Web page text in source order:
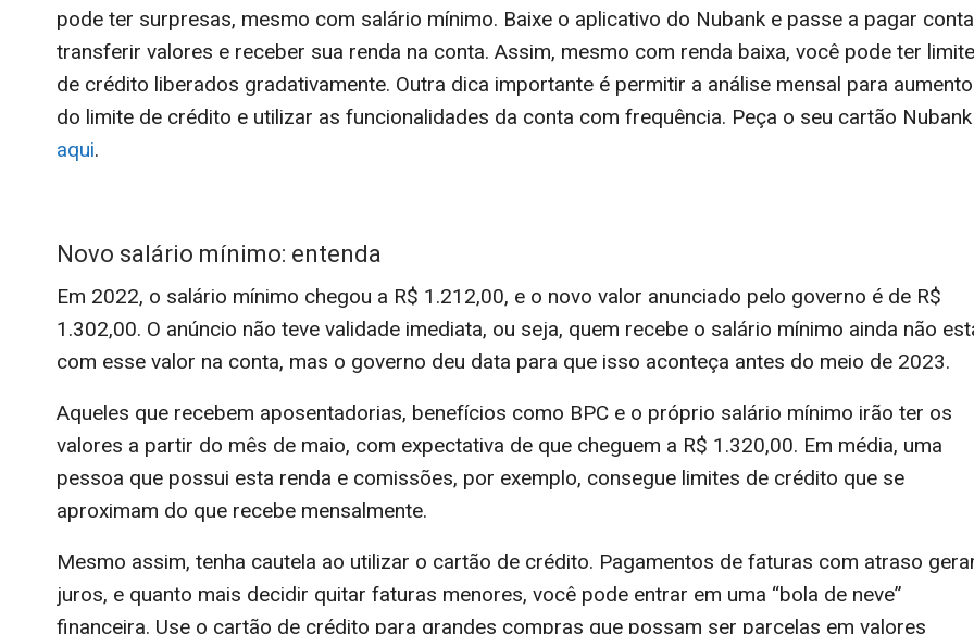
pode ter surpresas, mesmo com salário mínimo. Baixe o aplicativo do Nubank e passe a pagar
transferir valores e receber sua renda na conta. Assim, mesmo com renda baixa, você pode ter
de crédito liberados gradativamente. Outra dica importante é permitir a análise mensal para aumento
do limite de crédito e utilizar as funcionalidades da conta com frequência. Peça o seu cartão Nubank
aqui.
Novo salário mínimo: entenda
Em 2022, o salário mínimo chegou a R$ 1.212,00, e o novo valor anunciado pelo governo é de R$
1.302,00. O anúncio não teve validade imediata, ou seja, quem recebe o salário mínimo ainda não
com esse valor na conta, mas o governo deu data para que isso aconteça antes do meio de 2023.
Aqueles que recebem aposentadorias, benefícios como BPC e o próprio salário mínimo irão ter os
valores a partir do mês de maio, com expectativa de que cheguem a R$ 1.320,00. Em média, uma
pessoa que possui esta renda e comissões, por exemplo, consegue limites de crédito que se
aproximam do que recebe mensalmente.
Mesmo assim, tenha cautela ao utilizar o cartão de crédito. Pagamentos de faturas com atraso
juros, e quanto mais decidir quitar faturas menores, você pode entrar em uma “bola de neve”
financeira. Use o cartão de crédito para grandes compras que possam ser parcelas em valores